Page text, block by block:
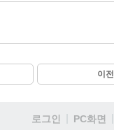
이전
로그인 PC화면